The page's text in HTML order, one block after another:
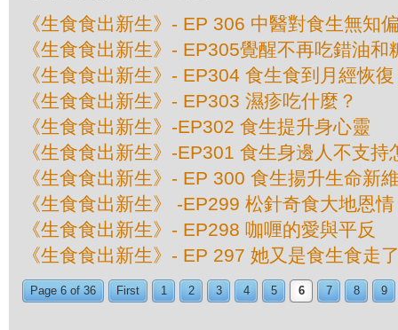
《生食食出新生》- EP 306 中醫對食生無知
《生食食出新生》- EP305覺醒不再吃錯油和
《生食食出新生》- EP304 食生食到月經恢復
《生食食出新生》- EP303 濕疹吃什麼？
《生食食出新生》-EP302 食生提升身心靈
《生食食出新生》-EP301 食生身邊人不支持
《生食食出新生》- EP 300 食生揚升生命新
《生食食出新生》 -EP299 松針奇食大地恩情
《生食食出新生》- EP298 咖喱的愛與平反
《生食食出新生》- EP 297 她又是食生食走
Page 6 of 36 First 1 2 3 4 5 6 7 8 9